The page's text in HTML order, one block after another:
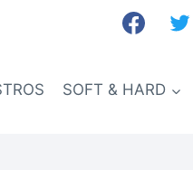
SOFT & HARD